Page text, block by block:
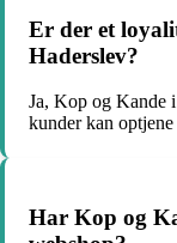
Er der et
Haderslev?
Ja, Kop og Kande
kunder kan
Har Kop og